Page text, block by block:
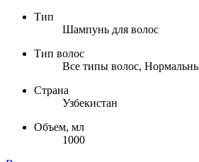
Тип
Шампунь для волос
Тип волос
Все типы волос,
Страна
Узбекистан
Объем, мл
1000